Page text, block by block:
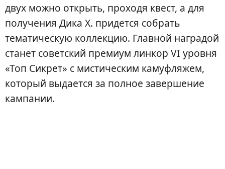
двух можно открыть, проходя квест, а для
получения Дика Х. придется собрать
тематическую коллекцию. Главной наградой
станет советский премиум линкор VI уровня
«Топ Сикрет» с мистическим камуфляжем,
который выдается за полное завершение
кампании.